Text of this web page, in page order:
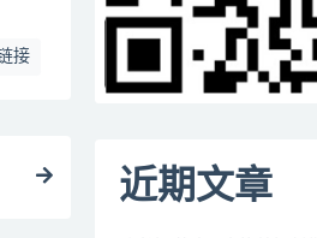
接
近期文章